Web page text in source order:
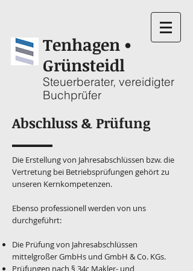
Tenhagen •
Grünsteidl
Steuerberater, vereidigter
Buchprüfer
Abschluss & Prüfung
Die Erstellung von Jahresabschlüssen bzw. die
Vertretung bei Betriebsprüfungen gehört zu
unseren Kernkompetenzen.
Ebenso professionell werden von uns
durchgeführt:
Die Prüfung von Jahresabschlüssen
mittelgroßer GmbHs und GmbH & Co. KGs.
Prüfungen nach § 34c Makler- und